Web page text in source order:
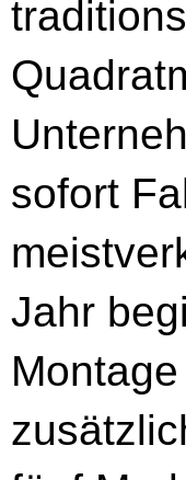
sofort
Jahr